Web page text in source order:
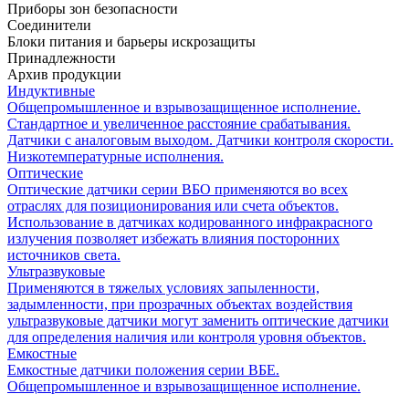
Приборы зон безопасности
Соединители
Блоки питания и барьеры искрозащиты
Принадлежности
Архив продукции
Индуктивные
Общепромышленное и взрывозащищенное исполнение.
Стандартное и увеличенное расстояние срабатывания.
Датчики с аналоговым выходом. Датчики контроля скорости.
Низкотемпературные исполнения.
Оптические
Оптические датчики серии ВБО применяются во всех
отраслях для позиционирования или счета объектов.
Использование в датчиках кодированного инфракрасного
излучения позволяет избежать влияния посторонних
источников света.
Ультразвуковые
Применяются в тяжелых условиях запыленности,
задымленности, при прозрачных объектах воздействия
ультразвуковые датчики могут заменить оптические датчики
для определения наличия или контроля уровня объектов.
Емкостные
Емкостные датчики положения серии ВБЕ.
Общепромышленное и взрывозащищенное исполнение.